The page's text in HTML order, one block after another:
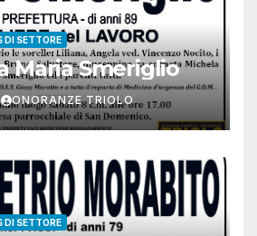
DI SETTORE
Maria Smeriglio
ONORANZE TRIOLO
DI SETTORE